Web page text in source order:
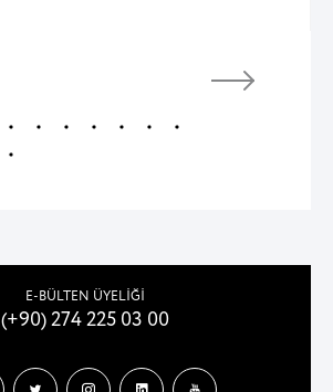
E-BÜLTEN ÜYELİĞİ
(+90) 274 225 03 00